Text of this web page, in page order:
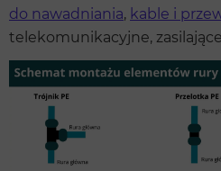
do nawadniania, kable i
telekomunikacyjne,